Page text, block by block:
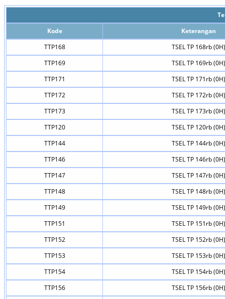
Kode
Keterangan
TTP168
TSEL TP 168rb (0H)
TTP169
TSEL TP 169rb (0H)
TTP171
TSEL TP 171rb (0H)
TTP172
TSEL TP 172rb (0H)
TTP173
TSEL TP 173rb (0H)
TTP120
TSEL TP 120rb (0H)
TTP144
TSEL TP 144rb (0H)
TTP146
TSEL TP 146rb (0H)
TTP147
TSEL TP 147rb (0H)
TTP148
TSEL TP 148rb (0H)
TTP149
TSEL TP 149rb (0H)
TTP151
TSEL TP 151rb (0H)
TTP152
TSEL TP 152rb (0H)
TTP153
TSEL TP 153rb (0H)
TTP154
TSEL TP 154rb (0H)
TTP156
TSEL TP 156rb (0H)